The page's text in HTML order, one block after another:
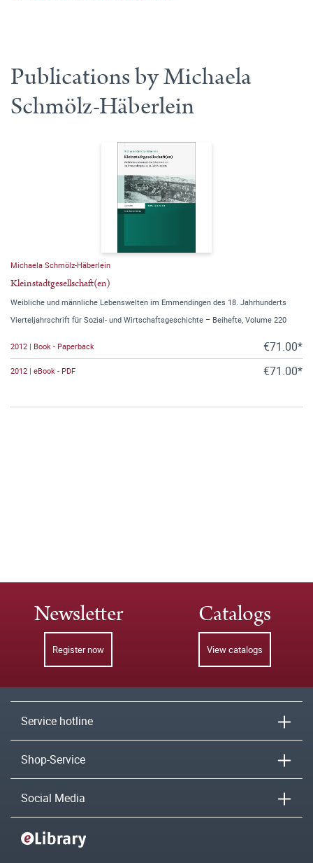
Publications by Michaela
Schmölz-Häberlein
Michaela Schmölz-Häberlein
Kleinstadtgesellschaft(en)
Weibliche und männliche Lebenswelten im Emmendingen des 18. Jahrhunderts
Vierteljahrschrift für Sozial- und Wirtschaftsgeschichte – Beihefte, Volume 220
2012 | Book - Paperback €71.00*
2012 | eBook - PDF €71.00*
Newsletter
Register now
Catalogs
View catalogs
Service hotline
Shop-Service
Social Media